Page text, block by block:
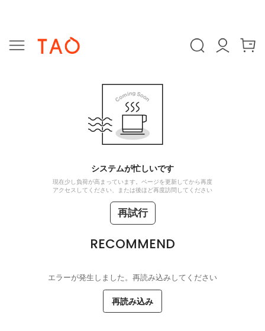
システムが忙しいです
現在少し負荷が高まっています。ページを更新してから再度
アクセスしてください、または後ほど再度訪問してください
再試行
RECOMMEND
エラーが発生しました。再読み込みしてください
再読み込み